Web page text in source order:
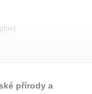
)
přírody a